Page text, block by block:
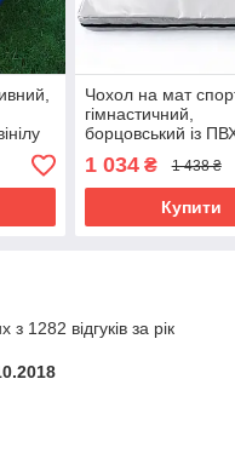
Чохол на мат
гімнастичний,
борцовський із
100х100х10см
(OF-0240) Сірий
1 034₴ 1 438 ₴
Купити
1282 відгуків за рік